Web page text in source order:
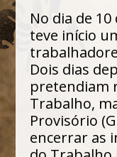
No dia de
teve início
Dois dias
pretendiam
Trabalho,
Provisório
encerrar as